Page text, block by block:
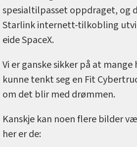
spesialtilpasset oppdraget, og
Starlink internett-tilkobling
eide SpaceX.
Vi er ganske sikker på at mange
kunne tenkt seg en Fit
om det blir med drømmen.
Kanskje kan noen flere bilder
her er de: